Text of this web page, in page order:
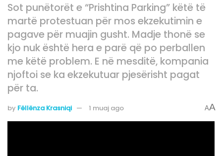
Sot punëtorët e “Prishtina Parking” këtë të
martë protestuan për mos ekzekutimin e
pagave për muajin gusht. Madje thonë se
kjo nuk është hera e parë që po perballen
me këtë problem. E në mesditë, kompania
njoftoi se ka ekzekutuar pjesërisht pagat
për ta.
by Fëllënza Krasniqi 1 muaj ago AA